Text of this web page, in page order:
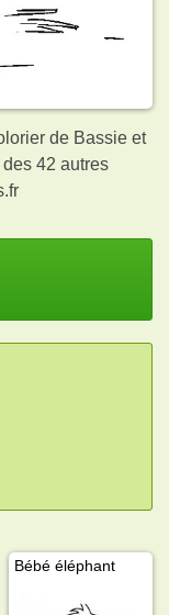
de Bassie et
42 autres
Bébé éléphant